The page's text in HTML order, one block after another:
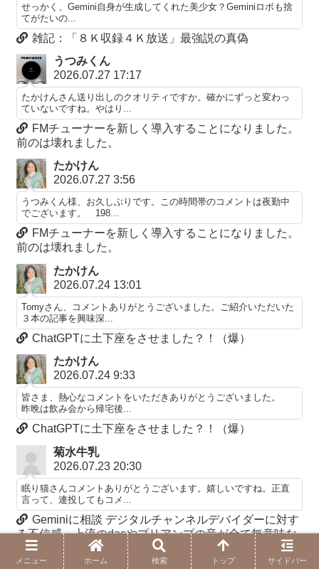
せっかく、Gemini自身が生成してくれた美少女？Geminiロボも捨
てがたいの...
雑記：「８Ｋ収録４Ｋ放送」最強説の真偽
うつみくん
2026.07.27 17:17
たかけんさん送り出しのクオリティですか。確かにずっと変わっ
ていないですね。やはり...
FMチューナーを新しく導入することになりました。
前のは壊れました。
たかけん
2026.07.27 3:56
うつみくん様、お久しぶりです。この時間帯のコメントは夜勤中
でございます。 198...
FMチューナーを新しく導入することになりました。
前のは壊れました。
たかけん
2026.07.24 13:01
Tomyさん、コメントありがとうございました。ご紹介いただいた
３本の記事を興味深...
ChatGPTに土下座をさせました？！（爆）
たかけん
2026.07.24 9:33
皆さま、熱心なコメントをいただきありがとうございました。
昨晩は飲み会から帰宅後...
ChatGPTに土下座をさせました？！（爆）
菊水牛乳
2026.07.23 20:30
眠り猫さんコメントありがとうございます。嬉しいですね。正直
言って、連投してもコメ...
Geminiに相談 デジタルチャンネルデバイダーに対す
る不信感 上流のdacやプリアンプの音が全て無意味な
のでは
メニュー ホーム 検索 トップ サイドバー